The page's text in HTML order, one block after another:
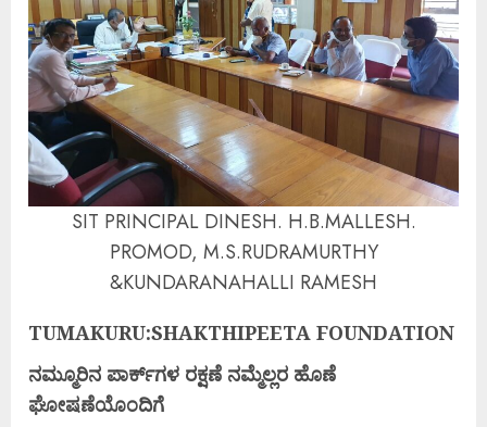
SIT PRINCIPAL DINESH. H.B.MALLESH.
PROMOD, M.S.RUDRAMURTHY
&KUNDARANAHALLI RAMESH
TUMAKURU:SHAKTHIPEETA FOUNDATION
ನಮ್ಮೂರಿನ ಪಾರ್ಕ್‍ಗಳ ರಕ್ಷಣೆ ನಮ್ಮೆಲ್ಲರ ಹೊಣೆ
ಘೋಷಣೆಯೊಂದಿಗೆ